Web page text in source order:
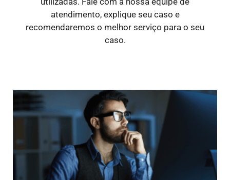
atendimento, explique seu caso e
recomendaremos o melhor serviço para o seu
caso.